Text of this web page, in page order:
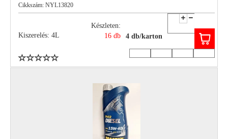
Cikkszám: NYL13820
Kiszerelés: 4L
Készleten:
16 db
4 db/karton